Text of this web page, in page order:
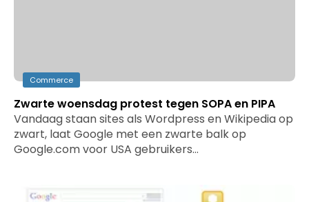
Commerce
Zwarte woensdag protest tegen SOPA en PIPA
Vandaag staan sites als Wordpress en Wikipedia op
zwart, laat Google met een zwarte balk op
Google.com voor USA gebruikers…